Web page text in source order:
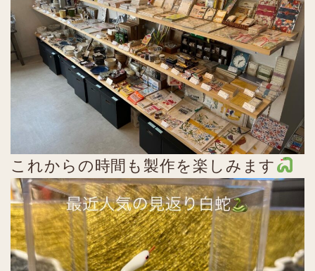
これからの時間も製作を楽しみます